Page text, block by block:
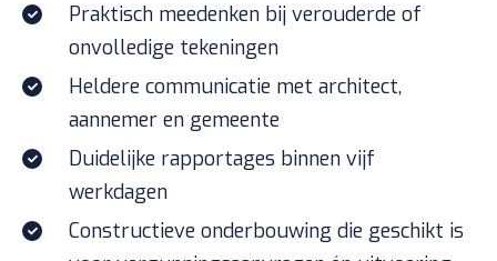
Praktisch meedenken bij verouderde of
onvolledige tekeningen
Heldere communicatie met architect,
aannemer en gemeente
Duidelijke rapportages binnen vijf
werkdagen
Constructieve onderbouwing die geschikt is